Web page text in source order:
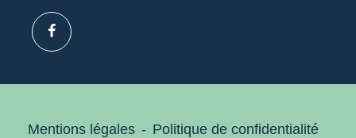
Mentions légales - Politique de confidentialité